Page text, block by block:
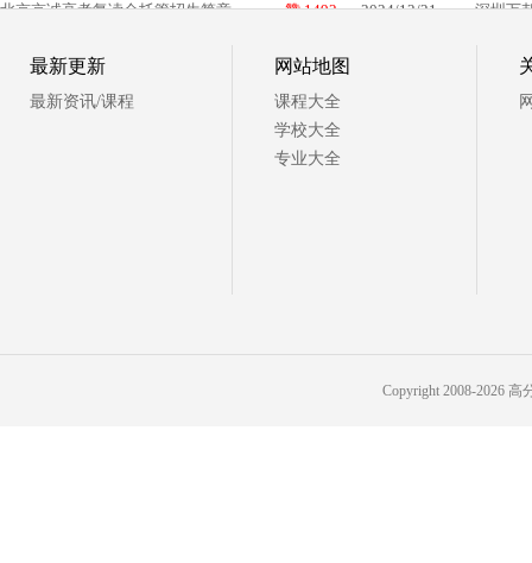
北京京诚高考复读全托管招生简章
2024/12/21
赞 1492 深圳万
最新更新
最新资讯/课程
网站地图
课程大全
学校大全
专业大全
Copyright 2008-2026 高